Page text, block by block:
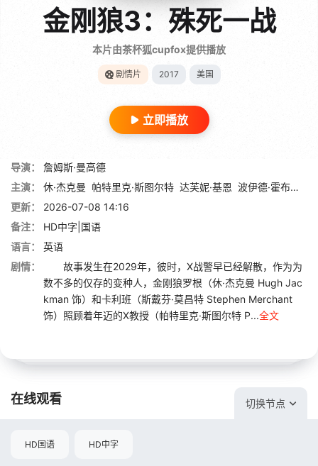
金刚狼3：殊死一战
本片由茶杯狐cupfox提供播放
剧情片 2017 美国
立即播放
导演：
詹姆斯·曼高德
主演：
休·杰克曼 帕特里克·斯图尔特 达芙妮·基恩 波伊德·霍布鲁克
更新：
2026-07-08 14:16
备注：
HD中字|国语
语言：
英语
剧情：
故事发生在2029年，彼时，X战警早已经解散，作为为
数不多的仅存的变种人，金刚狼罗根（休·杰克曼 Hugh Jac
kman 饰）和卡利班（斯戴芬·莫昌特 Stephen Merchant
饰）照顾着年迈的X教授（帕特里克·斯图尔特 P...全文
在线观看 切换节点
HD国语 HD中字